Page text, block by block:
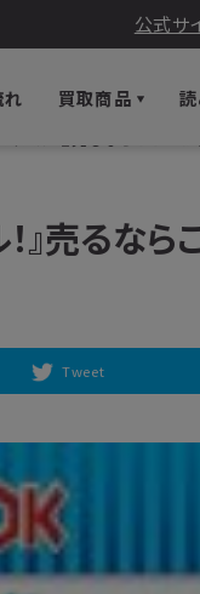
公式サ
買取商品
』売るな
Tweet